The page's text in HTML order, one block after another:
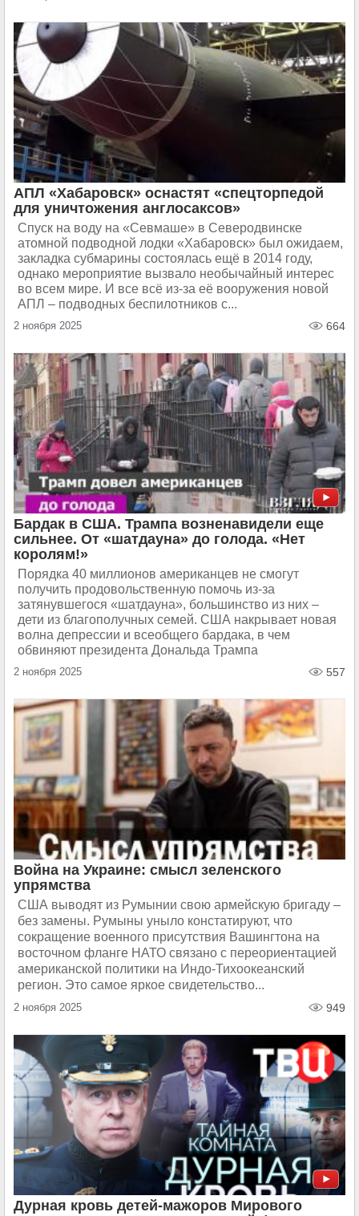
АПЛ «Хабаровск» оснастят «спецторпедой
для уничтожения англосаксов»
Спуск на воду на «Севмаше» в Северодвинске
атомной подводной лодки «Хабаровск» был ожидаем,
закладка субмарины состоялась ещё в 2014 году,
однако мероприятие вызвало необычайный интерес
во всем мире. И все всё из-за её вооружения новой
АПЛ – подводных беспилотников с...
2 ноября 2025 664
Бардак в США. Трампа возненавидели еще
сильнее. От «шатдауна» до голода. «Нет
королям!»
Порядка 40 миллионов американцев не смогут
получить продовольственную помочь из-за
затянувшегося «шатдауна», большинство из них –
дети из благополучных семей. США накрывает новая
волна депрессии и всеобщего бардака, в чем
обвиняют президента Дональда Трампа
2 ноября 2025 557
Война на Украине: смысл зеленского
упрямства
США выводят из Румынии свою армейскую бригаду –
без замены. Румыны уныло констатируют, что
сокращение военного присутствия Вашингтона на
восточном фланге НАТО связано с переориентацией
американской политики на Индо-Тихоокеанский
регион. Это самое яркое свидетельство...
2 ноября 2025 949
Дурная кровь детей-мажоров Мирового